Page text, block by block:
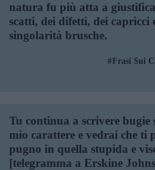
natura fu più atta a
scatti, dei difetti, dei capricci
singolarità brusche.
Frasi Sui
Tu continua a scrivere bugie
mio carattere e vedrai che ti
pugno in quella stupida e
[telegramma a Erskine